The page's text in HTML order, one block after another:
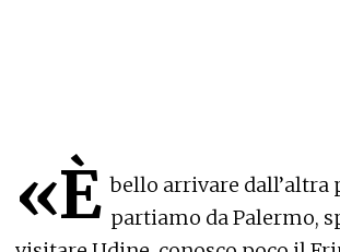
«È bello arrivare dall’altra
partiamo da Palermo,